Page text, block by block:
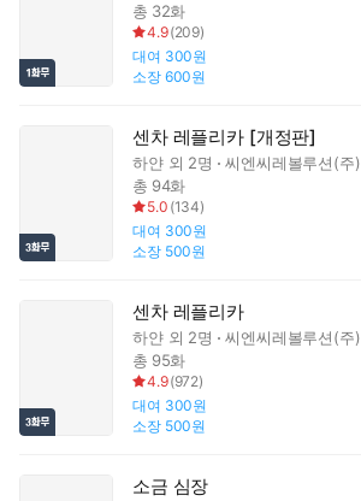
총 32화
4.9(209)
대여 300원
소장 600원
센차 레플리카 [개정판]
하얀외 2명
씨엔씨레볼루션(주)
총 94화
5.0 (134)
대여 300원
소장 500원
센차 레플리카
하얀외 2명
씨엔씨레볼루션(주)
총 95화
4.9(972)
대여 300원
소장 500원
소금 심장